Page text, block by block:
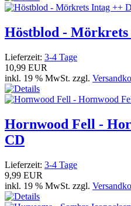
Höstblod -
Lieferzeit: 3-4 Tage
10,99 EUR
inkl. 19 % MwSt. zzgl.
Hornwood Fell -
CD
Lieferzeit: 3-4 Tage
9,99 EUR
inkl. 19 % MwSt. zzgl.